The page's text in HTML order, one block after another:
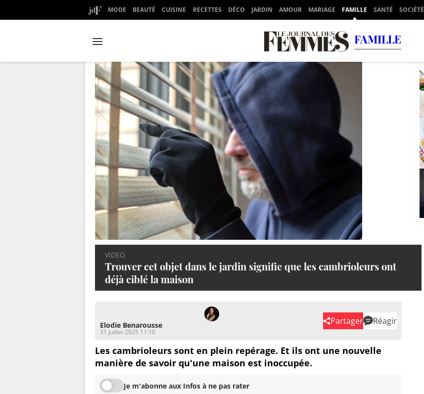
MODE BEAUTÉ CUISINE RECETTES DÉCO JARDIN AMOUR MARIAGE FAMILLE SANTÉ SOCIÉTÉ
FAMILLE
VIDEO
Trouver cet objet dans le jardin signifie que les cambrioleurs ont
déjà ciblé la maison
Elodie Benarousse
31 juillet 2025 11:10
Partager Réagir
Les cambrioleurs sont en plein repérage. Et ils ont une nouvelle
manière de savoir qu'une maison est inoccupée.
Je m'abonne aux Infos à ne pas rater